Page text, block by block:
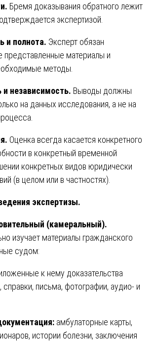
Бремя доказывания обратного лежит
экспертизой.
и полнота. Эксперт обязан
представленные материалы и
методы.
независимость. Выводы должны
на данных исследования, а не на
Оценка всегда касается конкретного
в конкретный временной
конкретных видов юридически
(в целом или в частностях).
экспертизы.
(камеральный).
изучает материалы гражданского
судом:
к нему доказательства
справки, письма, фотографии, аудио- и
амбулаторные карты,
истории болезни, заключения